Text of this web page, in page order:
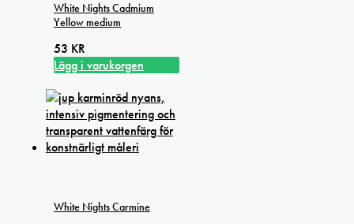
White Nights Cadmium
Yellow medium
53 KR
Lägg i varukorgen
White Nights Carmine